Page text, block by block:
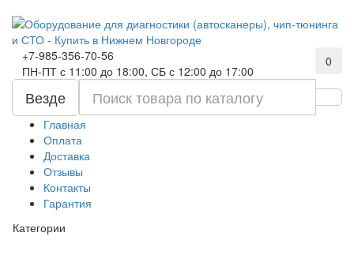
+7-985-356-70-56
ПН-ПТ с 11:00 до 18:00, СБ с 12:00 до 17:00
0
Везде
Главная
Оплата
Доставка
Отзывы
Контакты
Гарантия
Категории